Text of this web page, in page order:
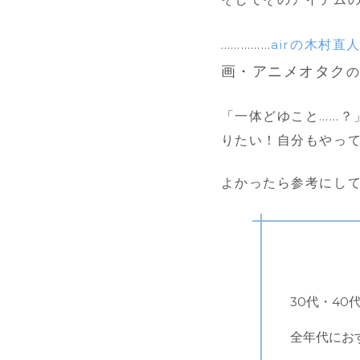
……………airの木村直人
画・アニメオタク
「一体どゆこと……
りたい！自分もやっ
よかったら参考にし
30代・40
全年代にお